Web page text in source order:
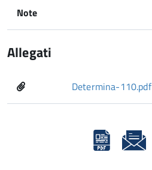
Note
Allegati
Determina-110.pdf